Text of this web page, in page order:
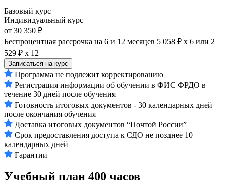
Базовый курс
Индивидуальный курс
от 30 350 ₽
Беспроцентная рассрочка на 6 и 12 месяцев 5 058 ₽ х 6 или 2
529 ₽ х 12
Записаться на курс
Программа не подлежит корректированию
Регистрация информации об обучении в ФИС ФРДО в
течение 30 дней после обучения
Готовность итоговых документов - 30 календарных дней
после окончания обучения
Доставка итоговых документов “Почтой России”
Срок предоставления доступа к СДО не позднее 10
календарных дней
Гарантии
Учебный план 400 часов